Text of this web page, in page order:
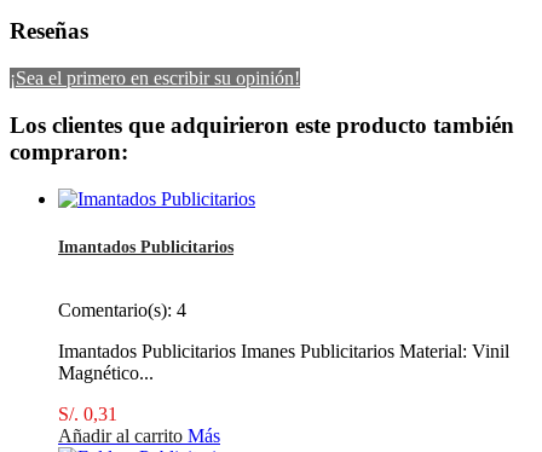
Reseñas
¡Sea el primero en escribir su opinión!
Los clientes que adquirieron este producto también
compraron:
Imantados Publicitarios
Comentario(s): 4
Imantados Publicitarios Imanes Publicitarios Material: Vinil
Magnético...
S/. 0,31
Añadir al carrito Más